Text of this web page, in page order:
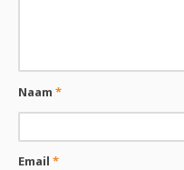
Naam*
Email*